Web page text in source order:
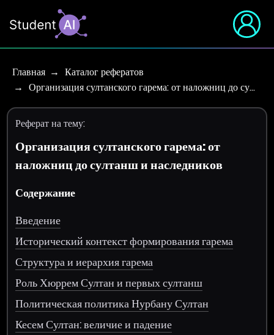
Главная
Каталог рефератов
Организация султанского гарема: от наложниц до су…
Реферат на тему:
Организация султанского гарема: от
наложниц до султанш и наследников
Содержание
Введение
Исторический контекст формирования гарема
Структура и иерархия гарема
Роль Хюррем Султан и первых султанш
Политическая политика Нурбану Султан
Кесем Султан: величие и падение